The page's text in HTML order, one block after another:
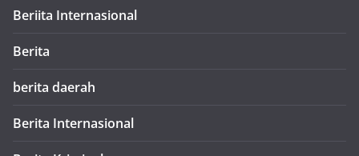
Beriita Internasional
Berita
berita daerah
Berita Internasional